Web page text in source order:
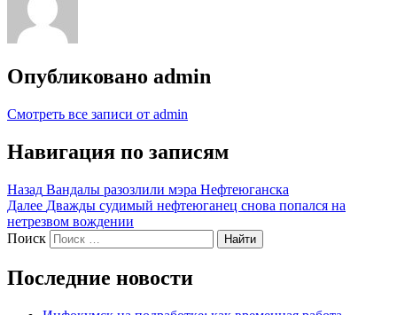
Опубликовано admin
Смотреть все записи от admin
Навигация по записям
Назад Вандалы разозлили мэра Нефтеюганска
Далее Дважды судимый нефтеюганец снова попался на
нетрезвом вождении
Поиск
Найти
Последние новости